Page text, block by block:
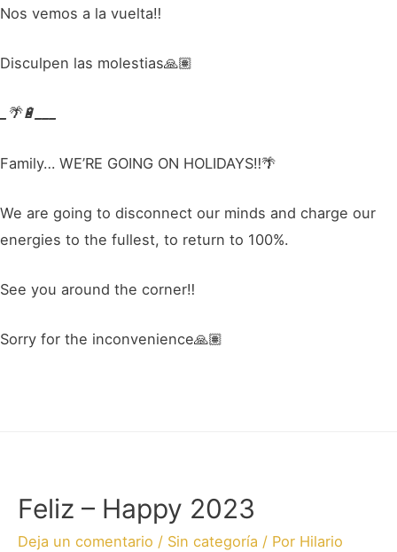
Nos vemos a la vuelta‼
Disculpen las molestias🙏🏽
🌴🔋
Family… WE’RE GOING ON HOLIDAYS‼🌴
We are going to disconnect our minds and charge our
energies to the fullest, to return to 100%.
See you around the corner‼
Sorry for the inconvenience🙏🏽
Feliz – Happy 2023
Deja un comentario / Sin categoría / Por Hilario